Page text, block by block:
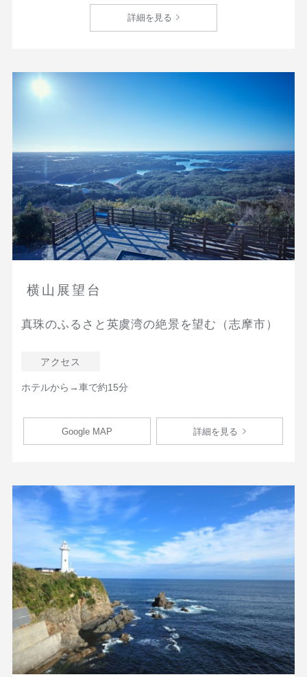
詳細を見る
横山展望台
真珠のふるさと英虞湾の絶景を望む（志摩市）
アクセス
ホテルから→車で約15分
Google MAP 詳細を見る